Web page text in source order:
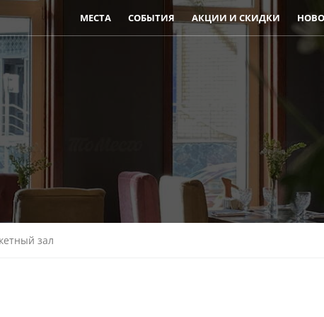
МЕСТА СОБЫТИЯ АКЦИИ И СКИДКИ
зал